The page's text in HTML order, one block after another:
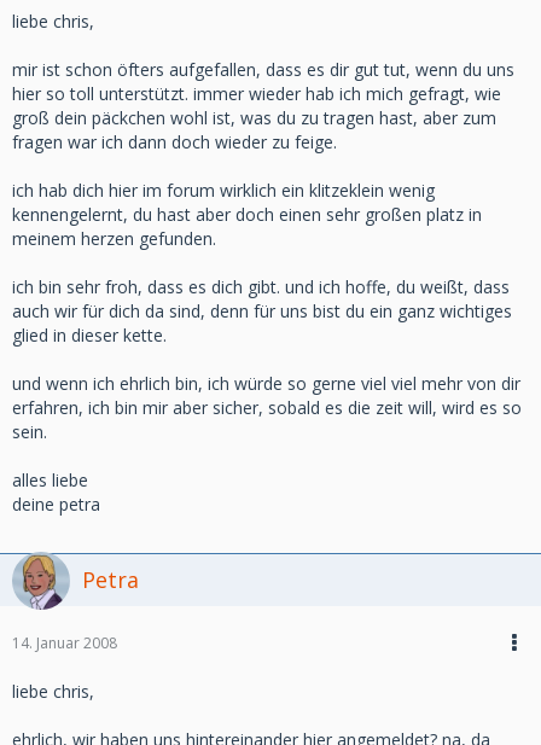
liebe chris,
mir ist schon öfters aufgefallen, dass es dir gut tut, wenn du uns
hier so toll unterstützt. immer wieder hab ich mich gefragt, wie
groß dein päckchen wohl ist, was du zu tragen hast, aber zum
fragen war ich dann doch wieder zu feige.
ich hab dich hier im forum wirklich ein klitzeklein wenig
kennengelernt, du hast aber doch einen sehr großen platz in
meinem herzen gefunden.
ich bin sehr froh, dass es dich gibt. und ich hoffe, du weißt, dass
auch wir für dich da sind, denn für uns bist du ein ganz wichtiges
glied in dieser kette.
und wenn ich ehrlich bin, ich würde so gerne viel viel mehr von dir
erfahren, ich bin mir aber sicher, sobald es die zeit will, wird es so
sein.
alles liebe
deine petra
Petra
14. Januar 2008
liebe chris,
ehrlich, wir haben uns hintereinander hier angemeldet? na, da